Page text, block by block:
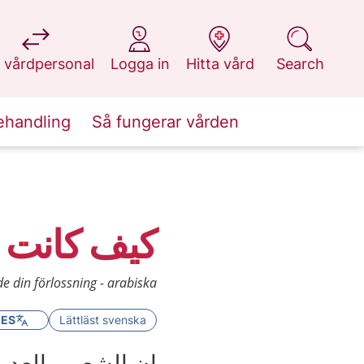
vårdpersonal
at 1177.se
Logga in
at 1177.se
Hitta vård
at 1177.se
Search
at 1177.se
Så fungerar vården
كيف كانت
din förlossning - arabiska
Lättläst svenska